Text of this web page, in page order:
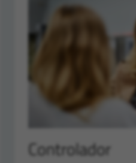
Controlador